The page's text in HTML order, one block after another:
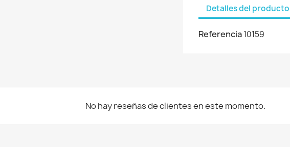
Detalles del producto
Referencia10159
No hay reseñas de clientes en este momento.